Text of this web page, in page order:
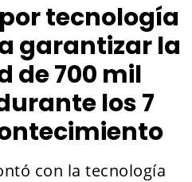
tecnología
garantizar la
de 700 mil
los 7
con la tecnología